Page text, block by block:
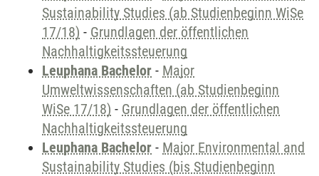
Sustainability Studies (ab Studienbeginn WiSe
17/18) - Grundlagen der öffentlichen
Nachhaltigkeitssteuerung
Leuphana Bachelor - Major
Umweltwissenschaften (ab Studienbeginn
WiSe 17/18) - Grundlagen der öffentlichen
Nachhaltigkeitssteuerung
Leuphana Bachelor - Major Environmental and
Sustainability Studies (bis Studienbeginn